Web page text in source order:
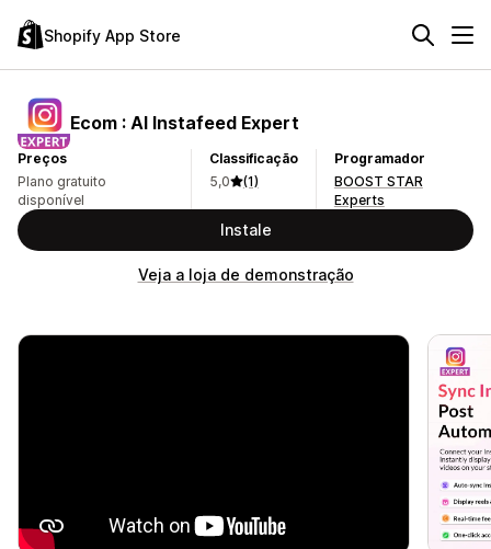
Shopify App Store
Ecom : AI Instafeed Expert
Preços
Plano gratuito
disponível
Classificação
5,0
(1)
Programador
BOOST STAR
Experts
Instale
Veja a loja de demonstração